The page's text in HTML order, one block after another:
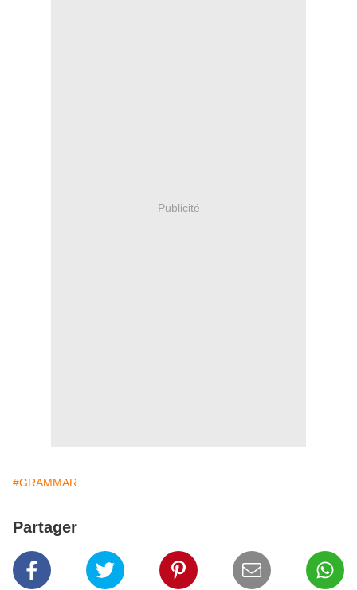
Publicité
#GRAMMAR
Partager